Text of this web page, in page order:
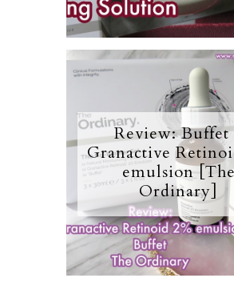
Review: Buffet
Granactive
emulsion
Ordinary]